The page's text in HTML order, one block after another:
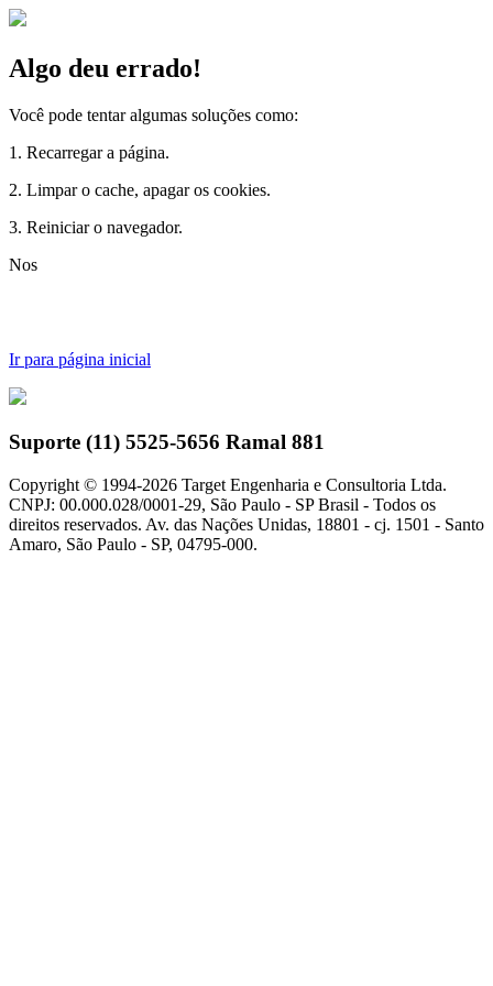
Algo deu errado!
Você pode tentar algumas soluções como:
1. Recarregar a página.
2. Limpar o cache, apagar os cookies.
3. Reiniciar o navegador.
Nossa
Ir para página inicial
Suporte (11) 5525-5656 Ramal 881
Copyright © 1994-2026 Target Engenharia e Consultoria Ltda.
CNPJ: 00.000.028/0001-29, São Paulo - SP Brasil - Todos os
direitos reservados. Av. das Nações Unidas, 18801 - cj. 1501 - Santo
Amaro, São Paulo - SP, 04795-000.